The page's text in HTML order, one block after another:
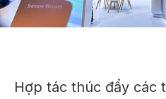
Hợp tác thúc đẩy các